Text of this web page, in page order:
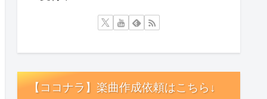
【ココナラ】楽曲作成依頼はこちら↓